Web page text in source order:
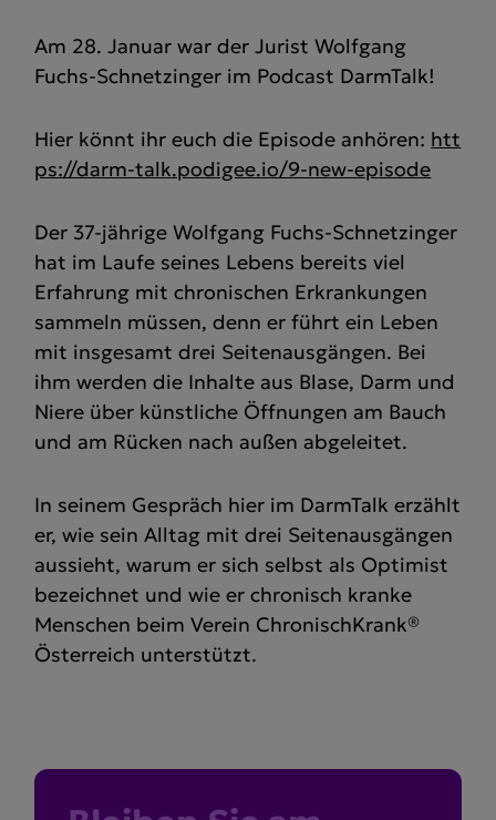
Am 28. Januar war der Jurist Wolfgang
Fuchs-Schnetzinger im Podcast DarmTalk!
Hier könnt ihr euch die Episode anhören: htt
ps://darm-talk.podigee.io/9-new-episode
Der 37-jährige Wolfgang Fuchs-Schnetzinger
hat im Laufe seines Lebens bereits viel
Erfahrung mit chronischen Erkrankungen
sammeln müssen, denn er führt ein Leben
mit insgesamt drei Seitenausgängen. Bei
ihm werden die Inhalte aus Blase, Darm und
Niere über künstliche Öffnungen am Bauch
und am Rücken nach außen abgeleitet.
In seinem Gespräch hier im DarmTalk erzählt
er, wie sein Alltag mit drei Seitenausgängen
aussieht, warum er sich selbst als Optimist
bezeichnet und wie er chronisch kranke
Menschen beim Verein ChronischKrank®
Österreich unterstützt.